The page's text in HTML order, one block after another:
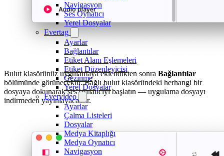
Navigasyon
Ses Oynatıcı
Yerel Dosyalar
Evertag
Ayarlar
Bağlantılar
Etiket Alanı Eşlemeleri
Etiket Düzenleyicisi
Gezinme
Yerel Dosyalar
Evervideo
Ayarlar
Çalma Listeleri
Dosyalar
Medya Kitaplığı
Medya Oynatıcı
Navigasyon
Bulut klasörünüz uygulamaya eklendikten sonra Bağlantılar
bölümünde görünecektir. Bağlı bulut klasöründeki herhangi bir
dosyaya dokunarak ses oynatıcıyı başlatın — uygulama dosyayı
indirmeden yayınlayacaktır.